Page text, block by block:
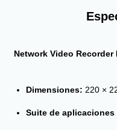
Network Video Recorder
Dimensiones: 220 ×
Suite de aplicaciones